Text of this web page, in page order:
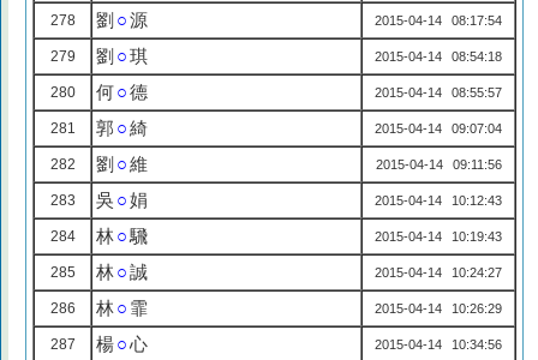
278 劉 ○源 2015-04-14 08:17:54
279 劉 ○琪 2015-04-14 08:54:18
280 何○德 2015-04-14 08:55:57
281 郭 ○綺 2015-04-14 09:07:04
282 劉 ○維 2015-04-14 09:11:56
283 吳 ○娟 2015-04-14 10:12:43
284 林○騛 2015-04-14 10:19:43
285 林○誠 2015-04-14 10:24:27
286 林○ 霏 2015-04-14 10:26:29
287 楊○心 2015-04-14 10:34:56